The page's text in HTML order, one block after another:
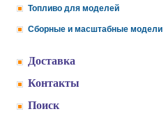
Топливо для моделей
Сборные и масштабные модели
Доставка
Контакты
Поиск